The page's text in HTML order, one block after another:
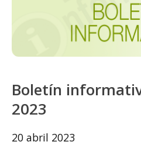
Boletín
2023
20 abril 2023